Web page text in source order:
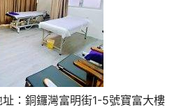
：銅鑼灣富明街1-5號寶富大樓